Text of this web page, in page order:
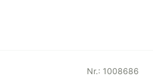
Nr.: 1008686